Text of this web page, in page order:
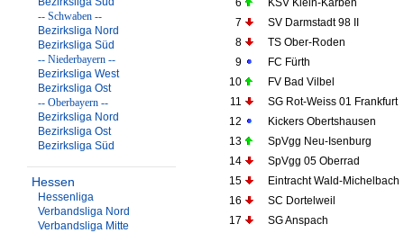
-- Schwaben --
Bezirksliga Nord
Bezirksliga Süd
-- Niederbayern --
Bezirksliga West
Bezirksliga Ost
-- Oberbayern --
Bezirksliga Nord
Bezirksliga Ost
Bezirksliga Süd
Hessen
Hessenliga
Verbandsliga Nord
Verbandsliga Mitte
6
KSV Klein-Karben
7
SV Darmstadt 98 II
8
TS Ober-Roden
9
FC Fürth
10
FV Bad Vilbel
11
SG Rot-Weiss 01 Frankfurt
12
Kickers Obertshausen
13
SpVgg Neu-Isenburg
14
SpVgg 05 Oberrad
15
Eintracht Wald-Michelbach
16
SC Dortelweil
17
SG Anspach